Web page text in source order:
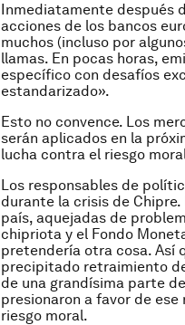
Inmediatamente después
acciones de los bancos
muchos (incluso por
llamas. En pocas horas,
específico con desafíos
estandarizado».
Esto no convence. Los
serán aplicados en la
lucha contra el riesgo
Los responsables de
durante la crisis de
país, aquejadas de
chipriota y el Fondo
pretendería otra cosa. Así
precipitado retraimiento
de una grandísima parte
presionaron a favor de
riesgo moral.